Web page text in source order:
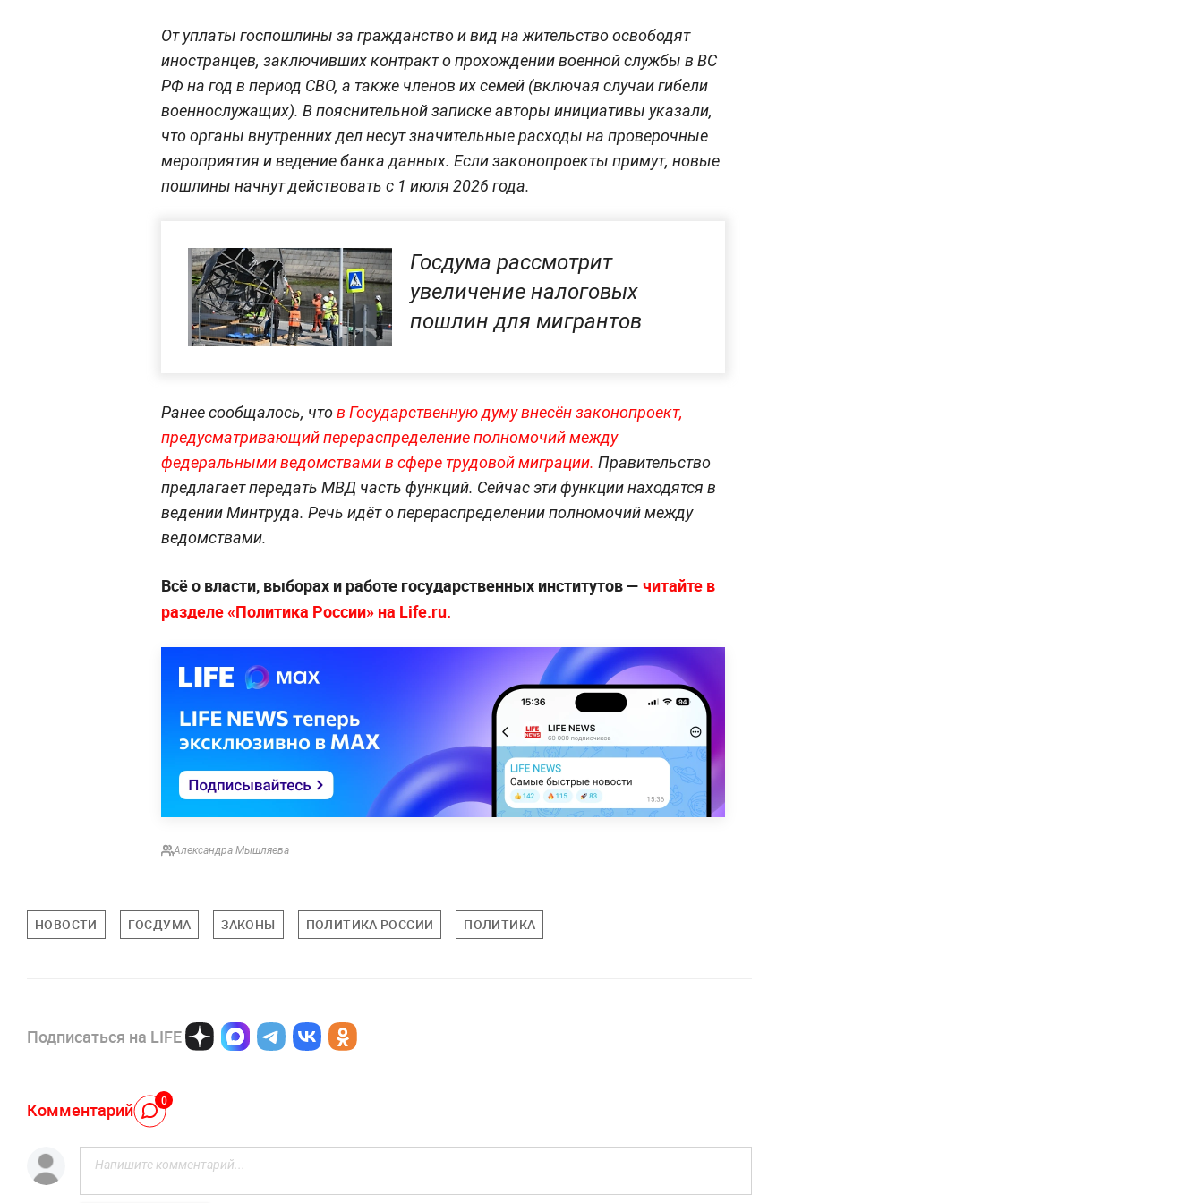
От уплаты госпошлины за гражданство и вид на жительство освободят
иностранцев, заключивших контракт о прохождении военной службы в ВС
РФ на год в период СВО, а также членов их семей (включая случаи гибели
военнослужащих). В пояснительной записке авторы инициативы указали,
что органы внутренних дел несут значительные расходы на проверочные
мероприятия и ведение банка данных. Если законопроекты примут, новые
пошлины начнут действовать с 1 июля 2026 года.
Госдума рассмотрит
увеличение налоговых
пошлин для мигрантов
Ранее сообщалось, чтов Государственную думу внесён законопроект,
предусматривающий перераспределение полномочий между
федеральными ведомствами в сфере трудовой миграции. Правительство
предлагает передать МВД часть функций. Сейчас эти функции находятся в
ведении Минтруда. Речь идёт о перераспределении полномочий между
ведомствами.
Всё о власти, выборах и работе государственных институтов — читайте в
разделе «Политика России» на Life.ru.
Александра Мышляева
НОВОСТИ ГОСДУМА ЗАКОНЫ ПОЛИТИКА РОССИИ ПОЛИТИКА
Подписаться на LIFE
Комментарий 0